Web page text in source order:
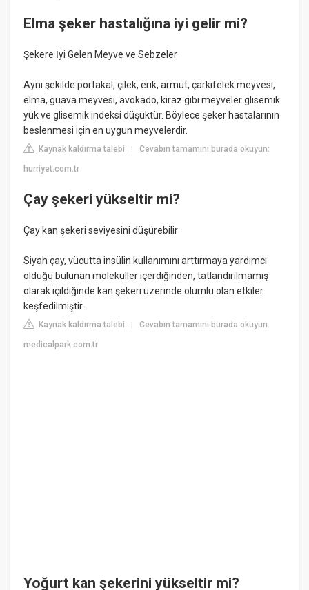
Elma şeker hastalığına iyi gelir mi?
Şekere İyi Gelen Meyve ve Sebzeler
Aynı şekilde portakal, çilek, erik, armut, çarkıfelek meyvesi,
elma, guava meyvesi, avokado, kiraz gibi meyveler glisemik
yük ve glisemik indeksi düşüktür. Böylece şeker hastalarının
beslenmesi için en uygun meyvelerdir.
Kaynak kaldırma talebi |Cevabın tamamını burada okuyun:
hurriyet.com.tr
Çay şekeri yükseltir mi?
Çay kan şekeri seviyesini düşürebilir
Siyah çay, vücutta insülin kullanımını arttırmaya yardımcı
olduğu bulunan moleküller içerdiğinden, tatlandırılmamış
olarak içildiğinde kan şekeri üzerinde olumlu olan etkiler
keşfedilmiştir.
Kaynak kaldırma talebi |Cevabın tamamını burada okuyun:
medicalpark.com.tr
Yoğurt kan şekerini yükseltir mi?